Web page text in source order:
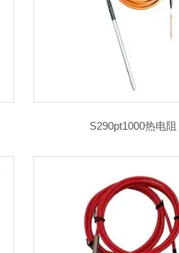
S290pt1000热电阻